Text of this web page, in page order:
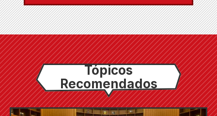
Tópicos
Recomendados